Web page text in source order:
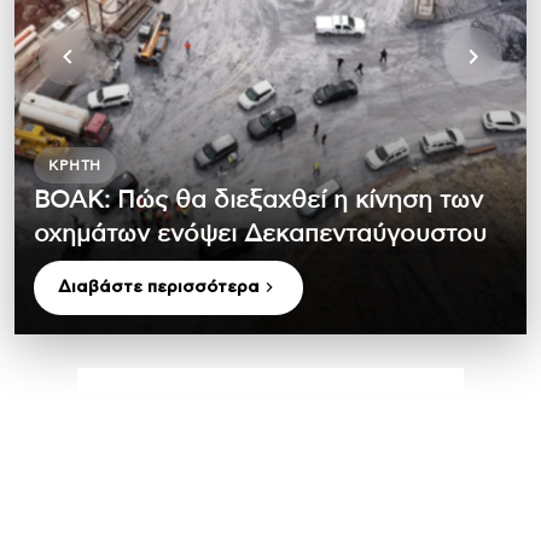
ΚΡΉΤΗ
ΒΟΑΚ: Πώς θα διεξαχθεί η κίνηση των
οχημάτων ενόψει Δεκαπενταύγουστου
Διαβάστε περισσότερα